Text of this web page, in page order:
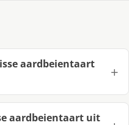
aardbeientaart
aardbeientaart uit